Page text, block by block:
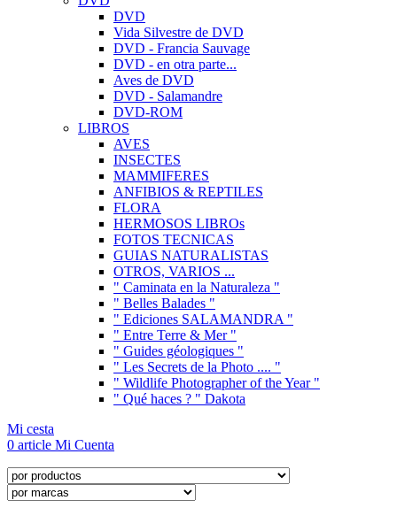
DVD
Vida Silvestre de DVD
DVD - Francia Sauvage
DVD - en otra parte...
Aves de DVD
DVD - Salamandre
DVD-ROM
LIBROS
AVES
INSECTES
MAMMIFERES
ANFIBIOS & REPTILES
FLORA
HERMOSOS LIBROs
FOTOS TECNICAS
GUIAS NATURALISTAS
OTROS, VARIOS ...
" Caminata en la Naturaleza "
" Belles Balades "
" Ediciones SALAMANDRA "
" Entre Terre & Mer "
" Guides géologiques "
" Les Secrets de la Photo .... "
" Wildlife Photographer of the Year "
" Qué haces ? " Dakota
Mi cesta
0 article Mi Cuenta